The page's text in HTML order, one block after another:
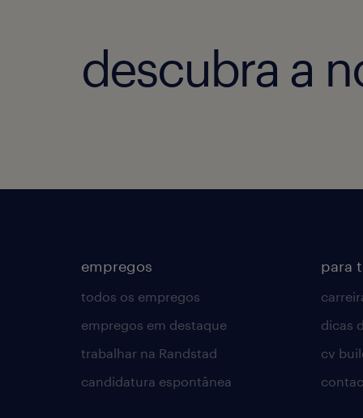
descubra a
empregos
todos os empregos
empregos em destaque
trabalhar na Randstad
candidatura espontânea
para
dicas
cv